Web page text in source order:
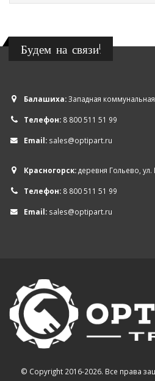
Будем на связи!
Балашиха:Западная
Телефон: 8 800 511 51 99
Email: sales@optipart.ru
Красногорск:деревня Гольево, ул.
Телефон: 8 800 511 51 99
Email: sales@optipart.ru
© Copyright 2016-2026. Все права